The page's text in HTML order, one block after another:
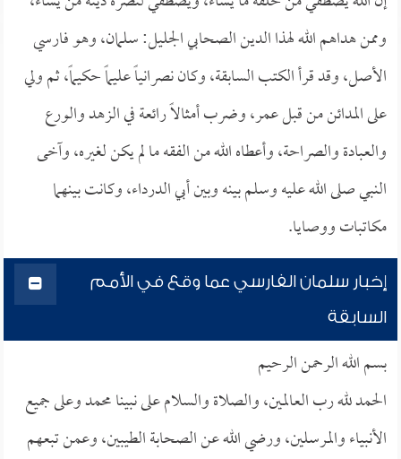
وممن هداهم الله لهذا الدين الصحابي الجليل: سلمان، وهو فارسي
الأصل، وقد قرأ الكتب السابقة، وكان نصرانياً عليماً حكيماً، ثم ولي
على المدائن من قبل عمر، وضرب أمثالاً رائعة في الزهد والورع
والعبادة والصراحة، وأعطاه الله من الفقه ما لم يكن لغيره، وآخى
النبي صلى الله عليه وسلم بينه وبين أبي الدرداء، وكانت بينهما
مكاتبات ووصايا.
إخبار سلمان الفارسي عما وقع في الأمم
السابقة
بسم الله الرحمن الرحيم
الحمد لله رب العالمين، والصلاة والسلام على نبينا محمد وعلى جميع
الأنبياء والمرسلين، ورضي الله عن الصحابة الطيبين، وعمن تبعهم